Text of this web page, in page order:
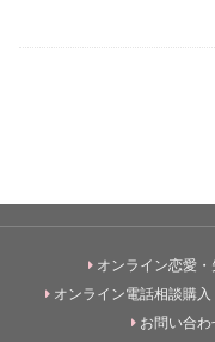
オンライン恋愛・
オンライン電話相談購入
お問い合わ